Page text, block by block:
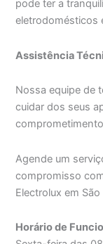
pode ter a
eletrodomésticos
Assistência
Nossa equipe de
cuidar dos seus
Agende um
compromisso
Electrolux em São
Horário de